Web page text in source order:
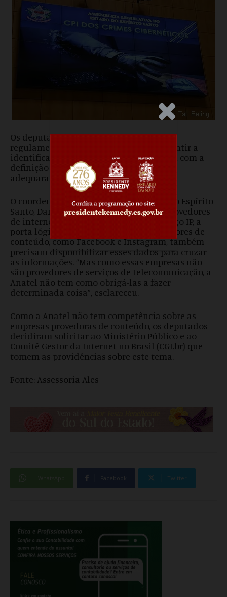
Os deputados da CPI sugeriram uma
regulamentação e fiscalização para garantir a
identificação da porta lógica de conexão, com a
definição de prazo para as empresas se
adequaram.
O coordenador de processos da Anatel no Espírito
Santo, Daniel Mansur, explicou que os provedores
de internet armazenam, além do endereço IP, a
porta lógica. Mas, segundo ele, os provedores de
conteúdo, como Facebook e Instagram, também
precisam disponibilizar esses dados para cruzar
as informações. “Mas como essas empresas não
são provedores de serviços de telecomunicação, a
Anatel não tem como obrigá-las a fazer
determinada coisa”, esclareceu.
Como a Anatel não tem competência sobre as
empresas provedoras de conteúdo, os deputados
decidiram solicitar ao Ministério Público e ao
Comitê Gestor da Internet no Brasil (CGI.br) que
tomem as providências sobre este tema.
Fonte: Assessoria Ales
Facebook Twitter